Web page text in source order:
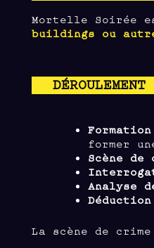
Mortelle Soirée
buildings ou
former
Scène de
Analyse
La scène de